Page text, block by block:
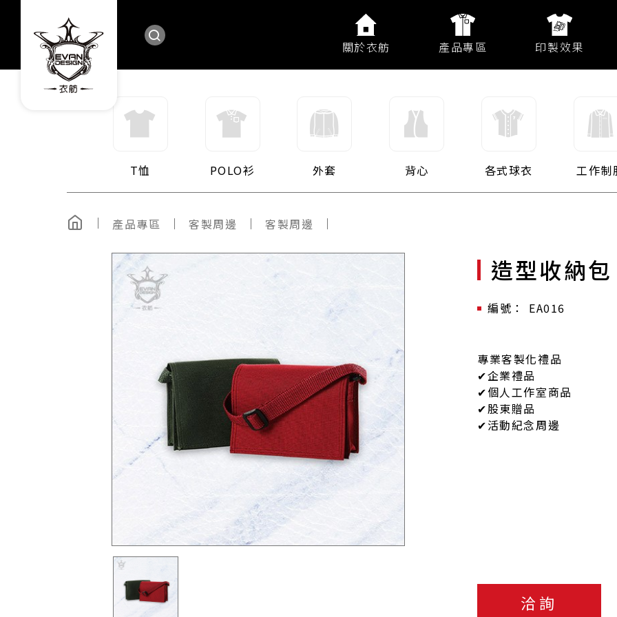
關於衣舫 產品專區 印製效果
T恤 POLO衫 外套 背心 各式球衣 工作制
產品專區 客製周邊 客製周邊
造型收納包
EA016
專業客製化禮品
✔企業禮品
✔個人工作室商品
✔股東贈品
✔活動紀念周邊
洽詢